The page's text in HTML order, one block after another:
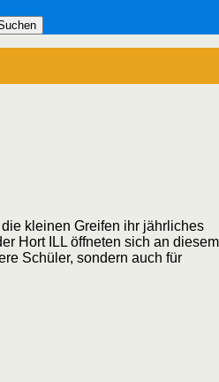
kleinen Greifen ihr jährliches
Hort ILL öffneten sich an diesem
Schüler, sondern auch für